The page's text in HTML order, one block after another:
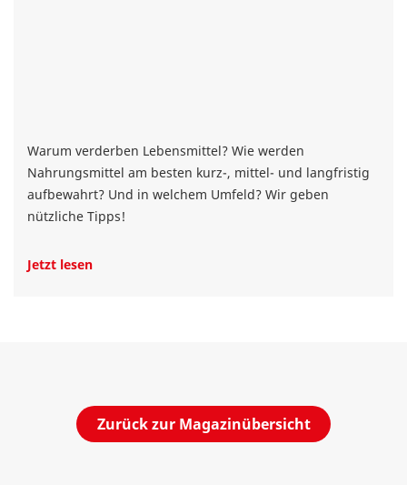
Warum verderben Lebensmittel? Wie werden
Nahrungsmittel am besten kurz-, mittel- und langfristig
aufbewahrt? Und in welchem Umfeld? Wir geben
nützliche Tipps!
Jetzt lesen
Zurück zur Magazinübersicht